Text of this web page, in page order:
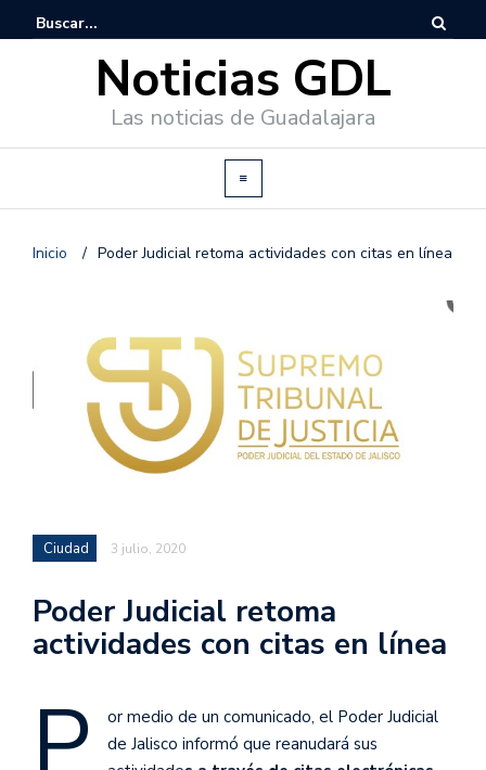
Noticias GDL
Las noticias de Guadalajara
Inicio / Poder Judicial retoma actividades con citas en línea
Ciudad 3 julio, 2020
Poder Judicial retoma
actividades con citas en línea
or medio de un comunicado, el Poder Judicial
de Jalisco informó que reanudará sus